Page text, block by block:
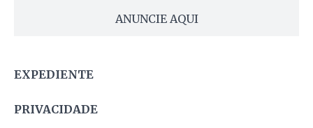
ANUNCIE AQUI
EXPEDIENTE
PRIVACIDADE